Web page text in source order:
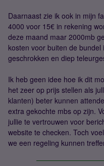
Daarnaast zie ik ook in mijn
4000 voor 15€ in rekening
deze maand maar 2000mb
kosten voor buiten de
geschrokken en diep
Ik heb geen idee hoe ik dit
het zeer op prijs stellen als
klanten) beter kunnen
extra gekochte mbs op zijn.
jullie te vertrouwen voor
website te checken. Toch
we een regeling kunnen